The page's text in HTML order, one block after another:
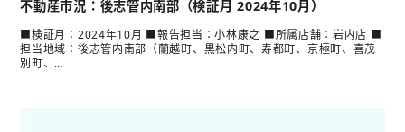
不動産市況：後志管内南部（検証月 2024年10月）
■検証月：2024年10月 ■報告担当：小林康之 ■所属店舗：岩内店 ■
担当地域：後志管内南部（蘭越町、黒松内町、寿都町、京極町、喜茂
別町、…